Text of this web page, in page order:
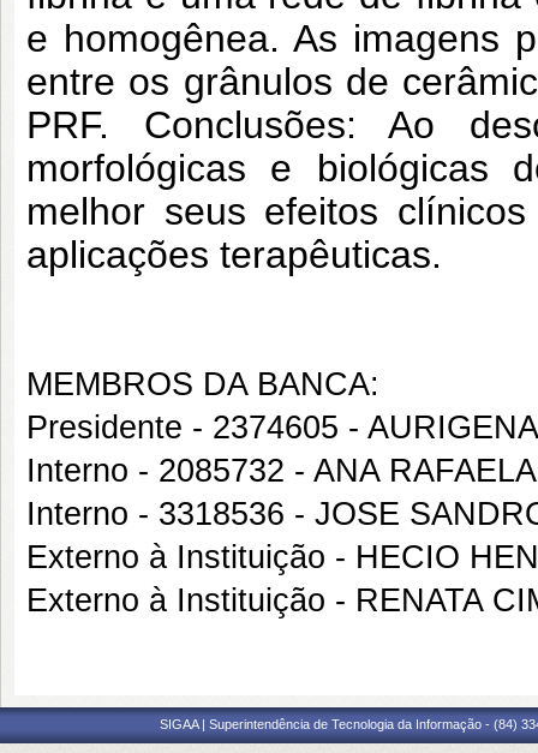
e homogênea. As imagens
entre os grânulos de
PRF. Conclusões: Ao
morfológicas e biológicas
melhor seus efeitos
aplicações terapêuticas.
MEMBROS DA BANCA:
Presidente - 2374605 -
Interno - 2085732 - ANA
Interno - 3318536 - JOSE
Externo à Instituição - HECIO
Externo à Instituição - RENATA
SIGAA | Superintendência de Tecnologia da Informação - (84)